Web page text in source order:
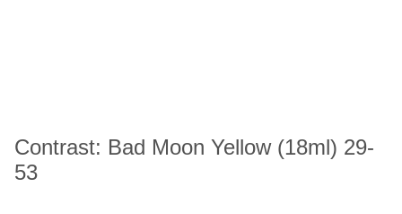
Contrast: Bad Moon Yellow (18ml) 29-
53